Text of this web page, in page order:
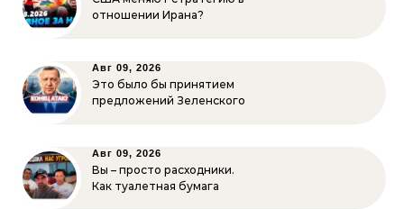
отношении Ирана?
Авг 09, 2026
Это было бы принятием
предложений Зеленского
Авг 09, 2026
Вы – просто расходники.
Как туалетная бумага